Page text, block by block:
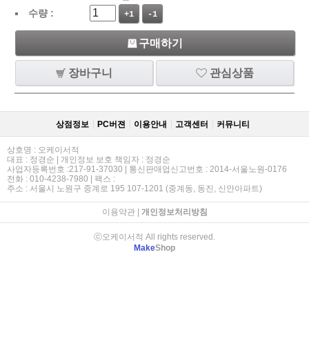
수량 :
+1 -1
구매하기
장바구니 관심상품
상점정보 PC버젼 이용안내 고객센터 커뮤니티
상호명 : 오케이서적
대표 : 정경순 | 개인정보 보호 책임자 : 정경순
사업자등록번호 :217-91-37030 | 통신판매업신고번호 : 2014-서울노원-0176
전화 : 010-4238-7980 | 팩스 :
주소 : 서울시 노원구 중계로 195 107-1201 (중계동, 동진, 신안아파트)
이용약관| 개인정보처리방침
ⓒ오케이서적 All rights reserved.
MakeShop